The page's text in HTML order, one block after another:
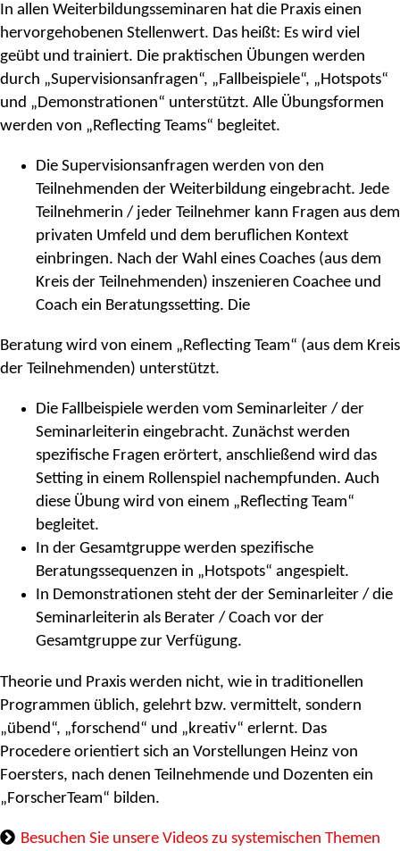
In allen Weiterbildungsseminaren hat die Praxis einen
hervorgehobenen Stellenwert. Das heißt: Es wird viel
geübt und trainiert. Die praktischen Übungen werden
durch „Supervisionsanfragen“, „Fallbeispiele“, „Hotspots“
und „Demonstrationen“ unterstützt. Alle Übungsformen
werden von „Reflecting Teams“ begleitet.
Die Supervisionsanfragen werden von den
Teilnehmenden der Weiterbildung eingebracht. Jede
Teilnehmerin / jeder Teilnehmer kann Fragen aus dem
privaten Umfeld und dem beruflichen Kontext
einbringen. Nach der Wahl eines Coaches (aus dem
Kreis der Teilnehmenden) inszenieren Coachee und
Coach ein Beratungssetting. Die
Beratung wird von einem „Reflecting Team“ (aus dem Kreis
der Teilnehmenden) unterstützt.
Die Fallbeispiele werden vom Seminarleiter / der
Seminarleiterin eingebracht. Zunächst werden
spezifische Fragen erörtert, anschließend wird das
Setting in einem Rollenspiel nachempfunden. Auch
diese Übung wird von einem „Reflecting Team“
begleitet.
In der Gesamtgruppe werden spezifische
Beratungssequenzen in „Hotspots“ angespielt.
In Demonstrationen steht der der Seminarleiter / die
Seminarleiterin als Berater / Coach vor der
Gesamtgruppe zur Verfügung.
Theorie und Praxis werden nicht, wie in traditionellen
Programmen üblich, gelehrt bzw. vermittelt, sondern
„übend“, „forschend“ und „kreativ“ erlernt. Das
Procedere orientiert sich an Vorstellungen Heinz von
Foersters, nach denen Teilnehmende und Dozenten ein
„ForscherTeam“ bilden.
Besuchen Sie unsere Videos zu systemischen Themen